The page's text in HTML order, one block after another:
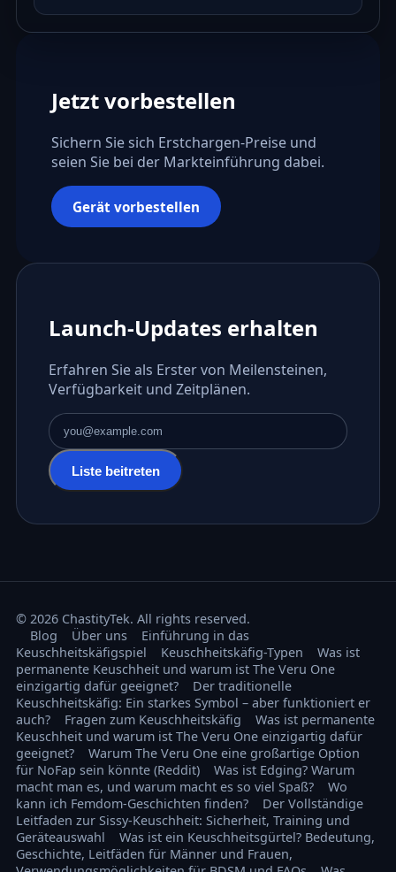
Jetzt vorbestellen
Sichern Sie sich Erstchargen-Preise und
seien Sie bei der Markteinführung dabei.
Gerät vorbestellen
Launch-Updates erhalten
Erfahren Sie als Erster von Meilensteinen,
Verfügbarkeit und Zeitplänen.
E-Mail-Adresse
Liste beitreten
© 2026 ChastityTek. All rights reserved.
Blog
Über uns
Einführung in das
Keuschheitskäfigspiel
Keuschheitskäfig-Typen
Was ist
permanente Keuschheit und warum ist The Veru One
einzigartig dafür geeignet?
Der traditionelle
Keuschheitskäfig: Ein starkes Symbol – aber funktioniert er
auch?
Fragen zum Keuschheitskäfig
Was ist permanente
Keuschheit und warum ist The Veru One einzigartig dafür
geeignet?
Warum The Veru One eine großartige Option
für NoFap sein könnte (Reddit)
Was ist Edging? Warum
macht man es, und warum macht es so viel Spaß?
Wo
kann ich Femdom-Geschichten finden?
Der Vollständige
Leitfaden zur Sissy-Keuschheit: Sicherheit, Training und
Geräteauswahl
Was ist ein Keuschheitsgürtel? Bedeutung,
Geschichte, Leitfäden für Männer und Frauen,